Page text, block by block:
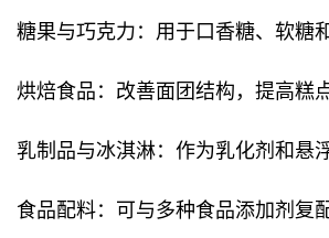
糖果与巧克力：用于口香糖、软糖
烘焙食品：改善面团结构，提高糕
乳制品与冰淇淋：作为乳化剂和悬
食品配料：可与多种食品添加剂复